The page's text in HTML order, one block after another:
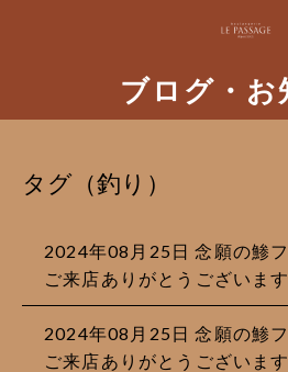
ブログ・お
タグ（釣り）
2024年08月25日 念願の鯵
ご来店ありがとうございます‍
2024年08月25日 念願の鯵
ご来店ありがとうございます‍